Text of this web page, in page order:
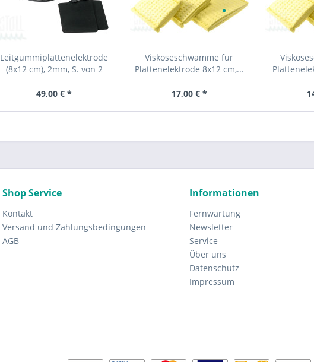
Leitgummiplattenelektrode
(8x12 cm), 2mm, S. von 2
49,00 € *
Viskoseschwämme für
Plattenelektrode 8x12 cm,...
17,00 € *
Shop Service
Kontakt
Versand und Zahlungsbedingungen
AGB
Informationen
Fernwartung
Newsletter
Service
Über uns
Datenschutz
Impressum